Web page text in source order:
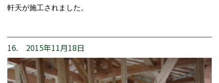
軒天が施工されました。
16. 2015年11月18日